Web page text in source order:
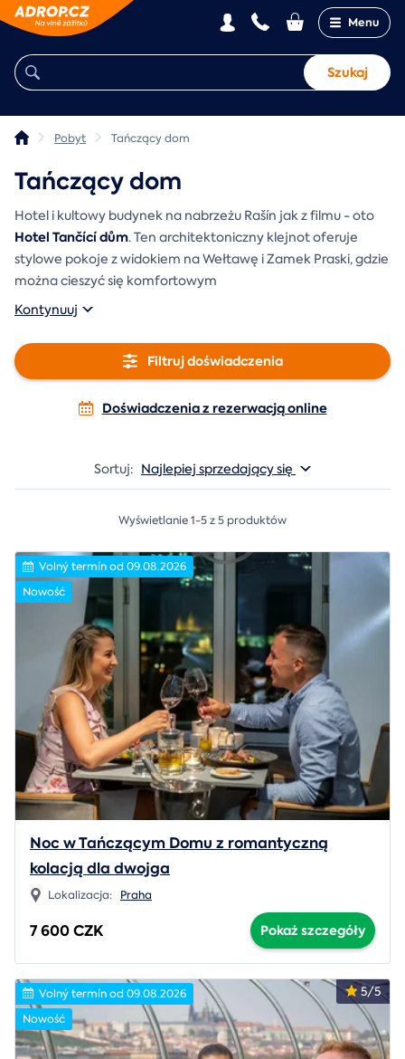
Menu
Szukaj
Pobyt Tańczący dom
Tańczący dom
Hotel i kultowy budynek na nabrzeżu Rašín jak z filmu - oto
Hotel Tančící dům. Ten architektoniczny klejnot oferuje
stylowe pokoje z widokiem na Wełtawę i Zamek Praski, gdzie
można cieszyć się komfortowym
Kontynuuj
Filtruj doświadczenia
Doświadczenia z rezerwacją online
Sortuj: Najlepiej sprzedający się
Wyświetlanie 1-5 z 5 produktów
Volný termín od 09.08.2026
Nowość
Noc w Tańczącym Domu z romantyczną
kolacją dla dwojga
Lokalizacja: Praha
7 600 CZK Pokaż szczegóły
5/5
Volný termín od 09.08.2026
Nowość